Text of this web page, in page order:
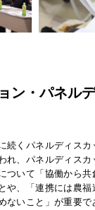
ン・パネル
続くパネルディス
れ、パネルディス
ついて「協働から
や、「連携には農
ないこと」が重要で